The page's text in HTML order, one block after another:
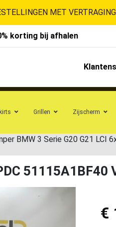
MET
korting bij afhalen
Grillen Zijscherm
BMW 3 Serie G20 G21 LCI
€